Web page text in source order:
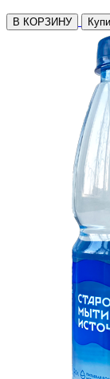
В КОРЗИНУ